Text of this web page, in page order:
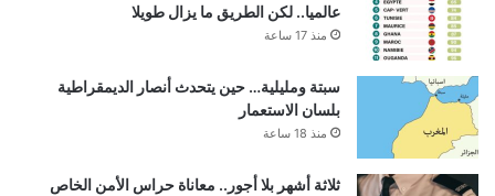
عالميا.. لكن الطريق ما يزال طويلا
منذ 17 ساعة
سبتة ومليلية… حين يتحدث أنصار الديمقراطية
بلسان الاستعمار
منذ 18 ساعة
ثلاثة أشهر بلا أجور.. معاناة حراس الأمن الخاص